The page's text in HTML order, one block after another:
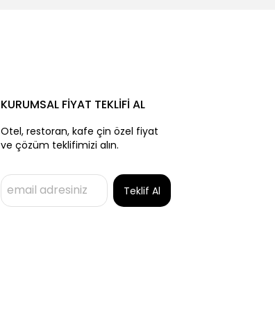
KURUMSAL FİYAT TEKLİFİ AL
Otel, restoran, kafe çin özel fiyat
ve çözüm teklifimizi alın.
Teklif Al